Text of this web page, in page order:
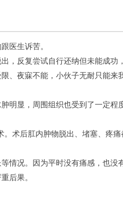
医生诉苦。
，反复尝试自行还纳但未能成功，
、夜寐不能，小伙子无耐只能来
明显，周围组织也受到了一定程
。术后肛内肿物脱出、堵塞、疼痛
情况。因为平时没有痛感，也没
后果。